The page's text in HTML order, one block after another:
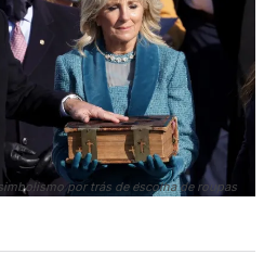
por trás de escolha de roupas